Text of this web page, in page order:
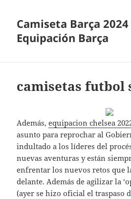
Camiseta Barça
Equipación Barça
camisetas futbol
Además,equipacion chelsea
asunto para reprochar al
indultado a los líderes del
nuevas aventuras y están
enfrentar los nuevos retos que
delante. Además de agilizar la
(ayer se hizo oficial el traspaso